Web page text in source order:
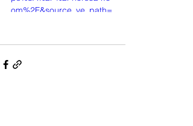
om%2F&source_ve_path=
u.be